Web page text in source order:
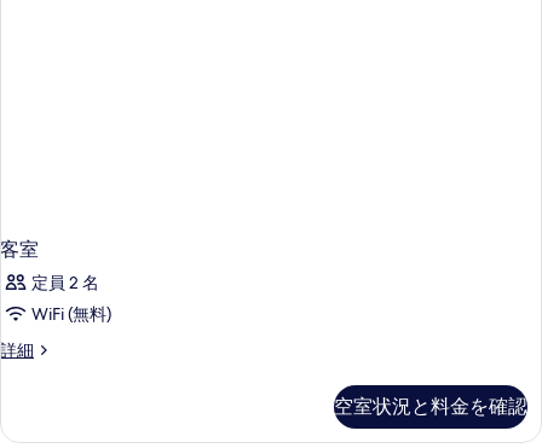
客室
定員 2 名
WiFi (無料)
詳細
客
細
空室状況と料金を確認